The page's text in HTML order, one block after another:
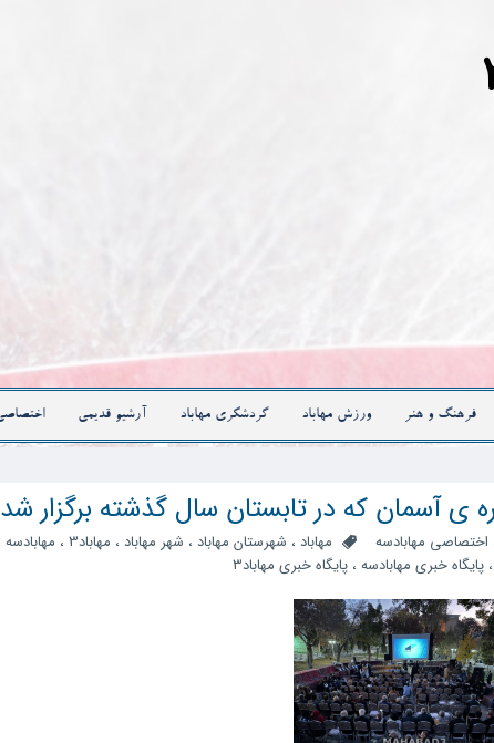
فرهنگ و هنر ورزش مهاباد گردشگری مهاباد آرشیو قدیمی
ی آسمان که در تابستان سال گذشته برگزار شد
اختصاصی مهابادسه مهاباد ، شهرستان مهاباد ، شهر مهاباد ، مهاباد3 ، مهابادسه
پایگاه خبری مهابادسه ،پایگاه خبری مهاباد۳